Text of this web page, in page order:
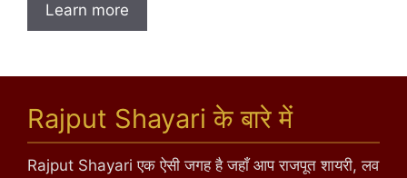
Learn more
Rajput Shayari के बारे में
Rajput Shayari एक ऐसी जगह है जहाँ आप राजपूत शायरी, लव